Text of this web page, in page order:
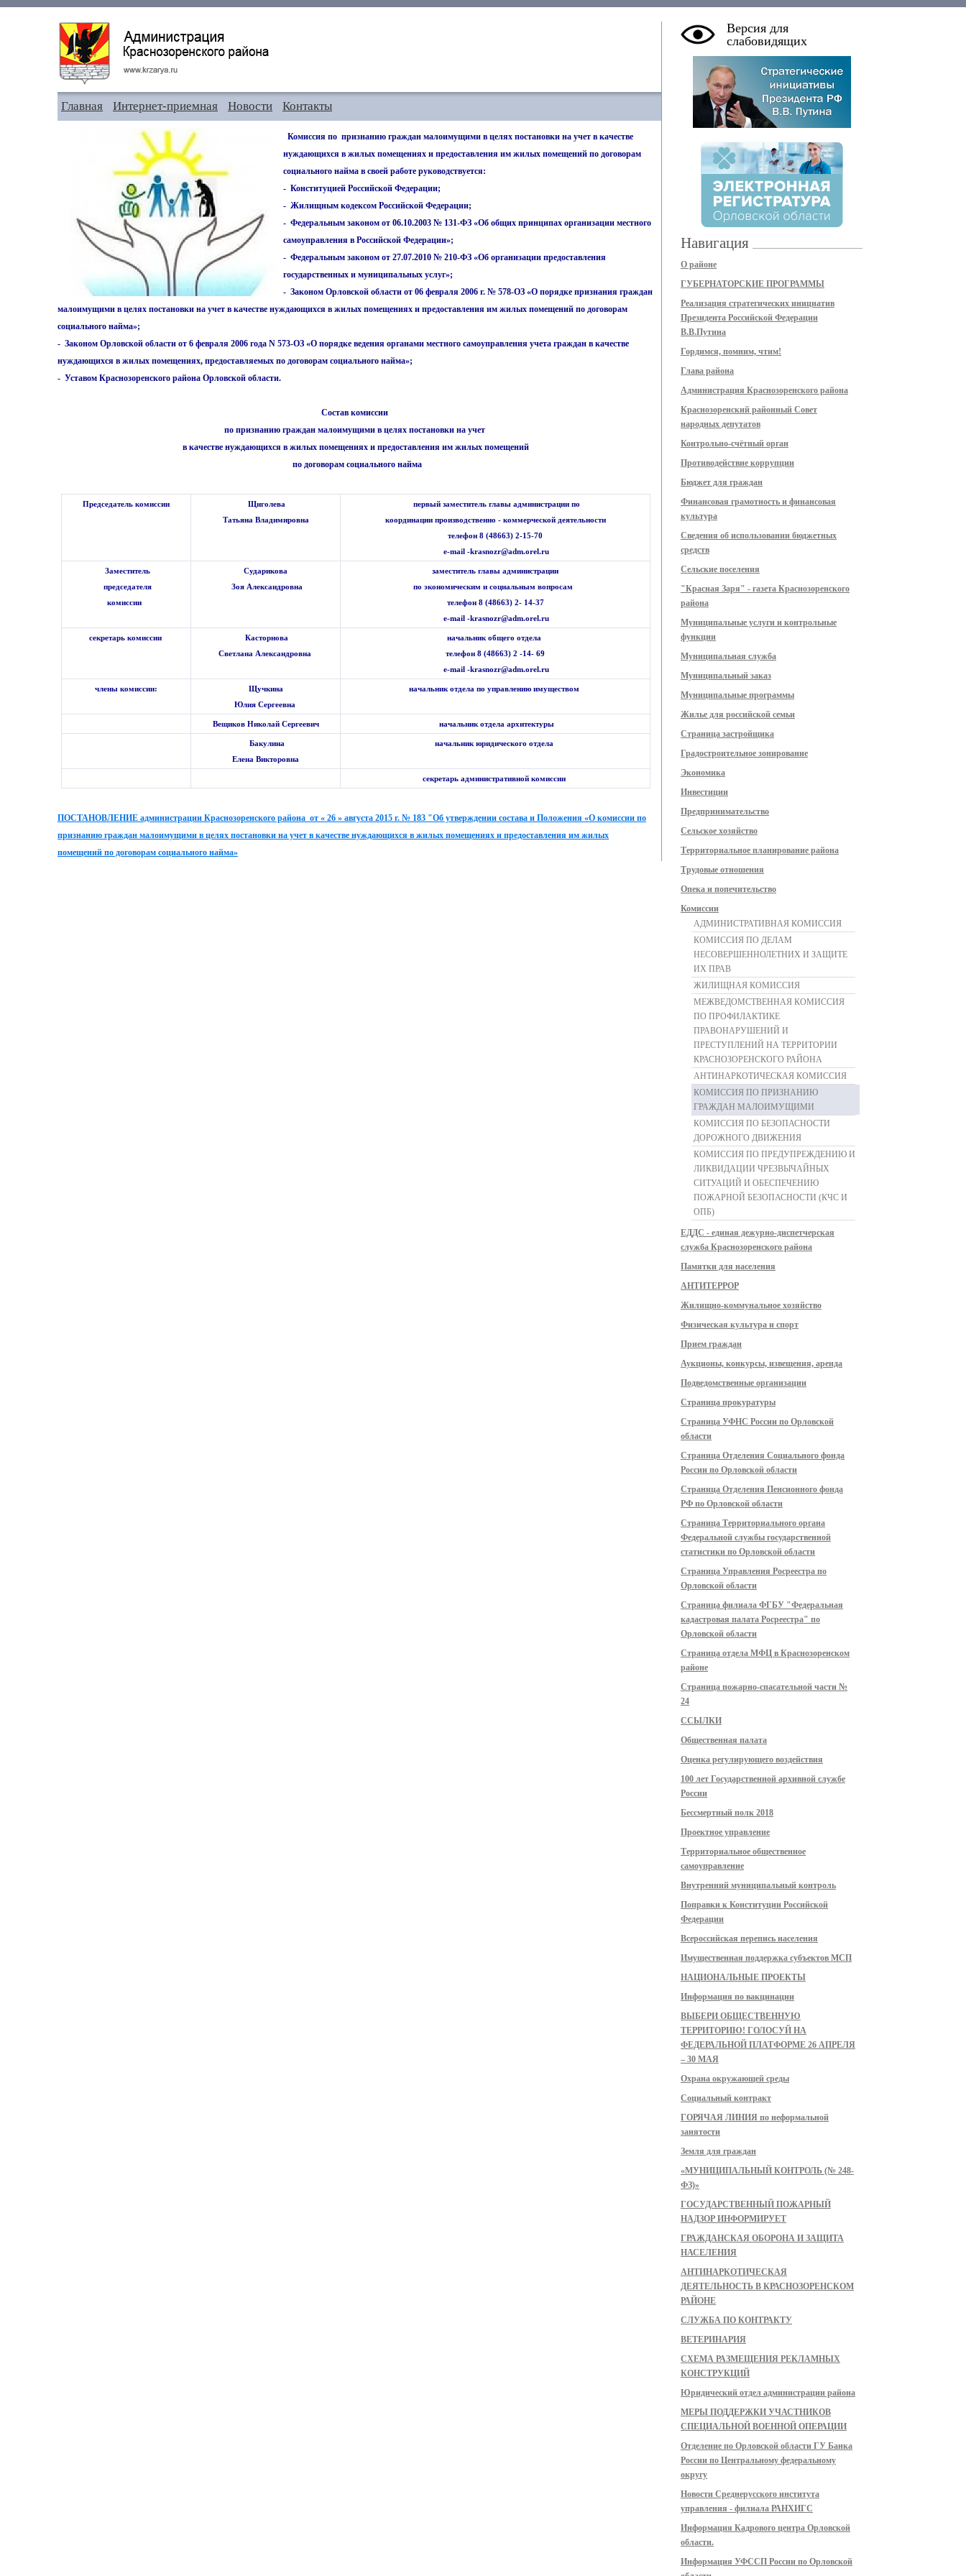
Главная Интернет-приемная Новости Контакты
Комиссия по признанию граждан малоимущими в целях постановки на учет в качестве
нуждающихся в жилых помещениях и предоставления им жилых помещений по договорам
социального найма в своей работе руководствуется:
- Конституцией Российской Федерации;
- Жилищным кодексом Российской Федерации;
- Федеральным законом от 06.10.2003 № 131-ФЗ «Об общих принципах организации местного
самоуправления в Российской Федерации»;
- Федеральным законом от 27.07.2010 № 210-ФЗ «Об организации предоставления
государственных и муниципальных услуг»;
- Законом Орловской области от 06 февраля 2006 г. № 578-ОЗ «О порядке признания граждан
малоимущими в целях постановки на учет в качестве нуждающихся в жилых помещениях и предоставления им жилых помещений по договорам
социального найма»;
- Законом Орловской области от 6 февраля 2006 года N 573-ОЗ «О порядке ведения органами местного самоуправления учета граждан в качестве
нуждающихся в жилых помещениях, предоставляемых по договорам социального найма»;
- Уставом Краснозоренского района Орловской области.
Состав комиссии
по признанию граждан малоимущими в целях постановки на учет
в качестве нуждающихся в жилых помещениях и предоставления им жилых помещений
по договорам социального найма
Председатель комиссии
Щиголева
Татьяна Владимировна
первый заместитель главы администрации по
координации производственно - коммерческой деятельности
телефон 8 (48663) 2-15-70
e-mail -krasnozr@adm.orel.ru
Заместитель
председателя
комиссии
Сударикова
Зоя Александровна
заместитель главы администрации
по экономическим и социальным вопросам
телефон 8 (48663) 2- 14-37
e-mail -krasnozr@adm.orel.ru
секретарь комиссии
Касторнова
Светлана Александровна
начальник общего отдела
телефон 8 (48663) 2 -14- 69
e-mail -krasnozr@adm.orel.ru
члены комиссии:
Щучкина
Юлия Сергеевна
начальник отдела по управлению имуществом
Вещиков Николай Сергеевич начальник отдела архитектуры
Бакулина
Елена Викторовна
начальник юридического отдела
секретарь административной комиссии
ПОСТАНОВЛЕНИЕ администрации Краснозоренского района от « 26 » августа 2015 г. № 183 "Об утверждении состава и Положения «О комиссии по
признанию граждан малоимущими в целях постановки на учет в качестве нуждающихся в жилых помещениях и предоставления им жилых
помещений по договорам социального найма»
Версия для
слабовидящих
Навигация
О районе
ГУБЕРНАТОРСКИЕ ПРОГРАММЫ
Реализация стратегических инициатив
Президента Российской Федерации
В.В.Путина
Гордимся, помним, чтим!
Глава района
Администрация Краснозоренского района
Краснозоренский районный Совет
народных депутатов
Контрольно-счётный орган
Противодействие коррупции
Бюджет для граждан
Финансовая грамотность и финансовая
культура
Сведения об использовании бюджетных
средств
Сельские поселения
"Красная Заря" - газета Краснозоренского
района
Муниципальные услуги и контрольные
функции
Муниципальная служба
Муниципальный заказ
Муниципальные программы
Жилье для российской семьи
Страница застройщика
Градостроительное зонирование
Экономика
Инвестиции
Предпринимательство
Сельское хозяйство
Территориальное планирование района
Трудовые отношения
Опека и попечительство
Комиссии
АДМИНИСТРАТИВНАЯ КОМИССИЯ
КОМИССИЯ ПО ДЕЛАМ
НЕСОВЕРШЕННОЛЕТНИХ И ЗАЩИТЕ
ИХ ПРАВ
ЖИЛИЩНАЯ КОМИССИЯ
МЕЖВЕДОМСТВЕННАЯ КОМИССИЯ
ПО ПРОФИЛАКТИКЕ
ПРАВОНАРУШЕНИЙ И
ПРЕСТУПЛЕНИЙ НА ТЕРРИТОРИИ
КРАСНОЗОРЕНСКОГО РАЙОНА
АНТИНАРКОТИЧЕСКАЯ КОМИССИЯ
КОМИССИЯ ПО ПРИЗНАНИЮ
ГРАЖДАН МАЛОИМУЩИМИ
КОМИССИЯ ПО БЕЗОПАСНОСТИ
ДОРОЖНОГО ДВИЖЕНИЯ
КОМИССИЯ ПО ПРЕДУПРЕЖДЕНИЮ И
ЛИКВИДАЦИИ ЧРЕЗВЫЧАЙНЫХ
СИТУАЦИЙ И ОБЕСПЕЧЕНИЮ
ПОЖАРНОЙ БЕЗОПАСНОСТИ (КЧС И
ОПБ)
ЕДДС - единая дежурно-диспетчерская
служба Краснозоренского района
Памятки для населения
АНТИТЕРРОР
Жилищно-коммунальное хозяйство
Физическая культура и спорт
Прием граждан
Аукционы, конкурсы, извещения, аренда
Подведомственные организации
Страница прокуратуры
Страница УФНС России по Орловской
области
Страница Отделения Социального фонда
России по Орловской области
Страница Отделения Пенсионного фонда
РФ по Орловской области
Страница Территориального органа
Федеральной службы государственной
статистики по Орловской области
Страница Управления Росреестра по
Орловской области
Страница филиала ФГБУ "Федеральная
кадастровая палата Росреестра" по
Орловской области
Страница отдела МФЦ в Краснозоренском
районе
Страница пожарно-спасательной части №
24
ССЫЛКИ
Общественная палата
Оценка регулирующего воздействия
100 лет Государственной архивной службе
России
Бессмертный полк 2018
Проектное управление
Территориальное общественное
самоуправление
Внутренний муниципальный контроль
Поправки к Конституции Российской
Федерации
Всероссийская перепись населения
Имущественная поддержка субъектов МСП
НАЦИОНАЛЬНЫЕ ПРОЕКТЫ
Информация по вакцинации
ВЫБЕРИ ОБЩЕСТВЕННУЮ
ТЕРРИТОРИЮ! ГОЛОСУЙ НА
ФЕДЕРАЛЬНОЙ ПЛАТФОРМЕ 26 АПРЕЛЯ
– 30 МАЯ
Охрана окружающей среды
Социальный контракт
ГОРЯЧАЯ ЛИНИЯ по неформальной
занятости
Земля для граждан
«МУНИЦИПАЛЬНЫЙ КОНТРОЛЬ (№ 248-
ФЗ)»
ГОСУДАРСТВЕННЫЙ ПОЖАРНЫЙ
НАДЗОР ИНФОРМИРУЕТ
ГРАЖДАНСКАЯ ОБОРОНА И ЗАЩИТА
НАСЕЛЕНИЯ
АНТИНАРКОТИЧЕСКАЯ
ДЕЯТЕЛЬНОСТЬ В КРАСНОЗОРЕНСКОМ
РАЙОНЕ
СЛУЖБА ПО КОНТРАКТУ
ВЕТЕРИНАРИЯ
СХЕМА РАЗМЕЩЕНИЯ РЕКЛАМНЫХ
КОНСТРУКЦИЙ
Юридический отдел администрации района
МЕРЫ ПОДДЕРЖКИ УЧАСТНИКОВ
СПЕЦИАЛЬНОЙ ВОЕННОЙ ОПЕРАЦИИ
Отделение по Орловской области ГУ Банка
России по Центральному федеральному
округу
Новости Среднерусского института
управления - филиала РАНХИГС
Информация Кадрового центра Орловской
области.
Информация УФССП России по Орловской